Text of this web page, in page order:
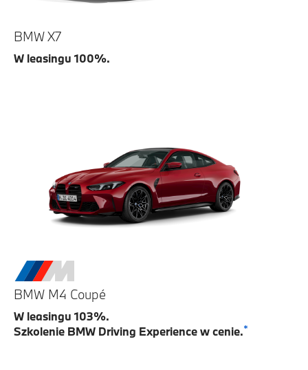
BMW X7
W leasingu 100%.
BMW M4 Coupé
W leasingu 103%.
Szkolenie BMW Driving Experience w cenie.*